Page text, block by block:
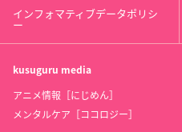
インフォマティブデータポリシ
ー
kusuguru media
アニメ情報［にじめん］
メンタルケア［ココロジー］